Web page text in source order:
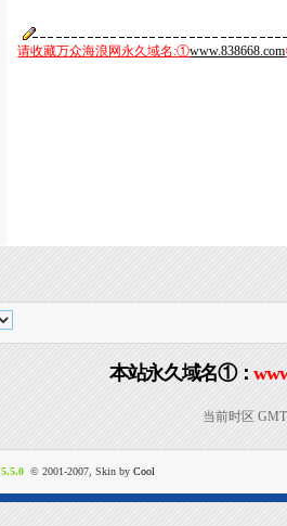
请收藏万众海浪网永久域名:①www.838668.com
本站永久域名①：
当前时区
5.5.0 © 2001-2007, Skin by Cool